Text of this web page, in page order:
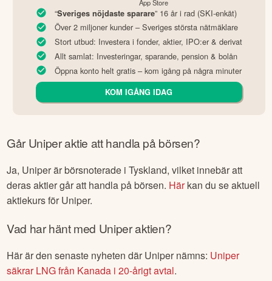
App Store
“Sveriges nöjdaste sparare” 16 år i rad (SKI-enkät)
Över 2 miljoner kunder – Sveriges största nätmäklare
Stort utbud: Investera i fonder, aktier, IPO:er & derivat
Allt samlat: Investeringar, sparande, pension & bolån
Öppna konto helt gratis – kom igång på några minuter
KOM IGÅNG IDAG
GårUniperaktie att handla på börsen?
Ja, Uniperär börsnoterade i Tyskland, vilket innebär att
deras aktier går att handla på börsen. Härkan du se aktuell
aktiekurs för Uniper.
Vad har hänt med Uniperaktien?
Här är den senaste nyheten där Uniper nämns: Uniper
säkrar LNG från Kanada i 20-årigt avtal.